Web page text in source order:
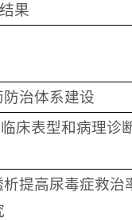
果
治体系建设
床表型和病理诊
提高尿毒症救治